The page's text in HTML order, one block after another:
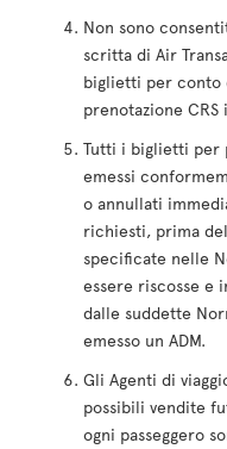
Non sono
scritta di Air
biglietti per conto
prenotazione
Tutti i biglietti per
emessi
o annullati
richiesti, prima
specificate nelle
essere riscosse e
dalle suddette
emesso un ADM.
Gli Agenti di
possibili vendite
ogni passeggero